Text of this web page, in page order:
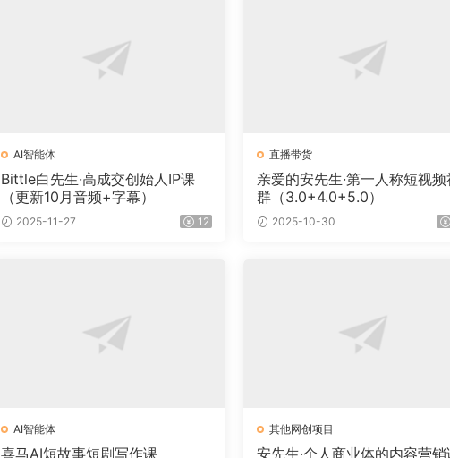
AI智能体
Bittle白先生·高成交创始人IP课
（更新10月音频+字幕）
2025-11-27 12
直播带货
亲爱的安先生·第一人称短视频
群（3.0+4.0+5.0）
2025-10-30
AI智能体
喜马AI短故事短剧写作课
其他网创项目
安先生·个人商业体的内容营销